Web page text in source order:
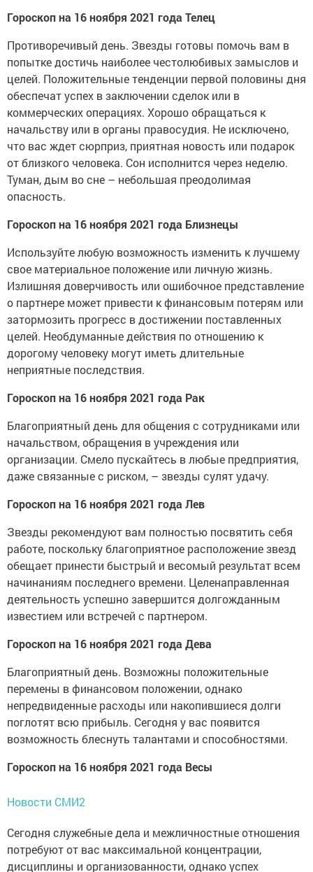
Гороскоп на 16 ноября 2021 года Телец
Противоречивый день. Звезды готовы помочь вам в
попытке достичь наиболее честолюбивых замыслов и
целей. Положительные тенденции первой половины дня
обеспечат успех в заключении сделок или в
коммерческих операциях. Хорошо обращаться к
начальству или в органы правосудия. Не исключено,
что вас ждет сюрприз, приятная новость или подарок
от близкого человека. Сон исполнится через неделю.
Туман, дым во сне – небольшая преодолимая
опасность.
Гороскоп на 16 ноября 2021 года Близнецы
Используйте любую возможность изменить к лучшему
свое материальное положение или личную жизнь.
Излишняя доверчивость или ошибочное представление
о партнере может привести к финансовым потерям или
затормозить прогресс в достижении поставленных
целей. Необдуманные действия по отношению к
дорогому человеку могут иметь длительные
неприятные последствия.
Гороскоп на 16 ноября 2021 года Рак
Благоприятный день для общения с сотрудниками или
начальством, обращения в учреждения или
организации. Смело пускайтесь в любые предприятия,
даже связанные с риском, – звезды сулят удачу.
Гороскоп на 16 ноября 2021 года Лев
Звезды рекомендуют вам полностью посвятить себя
работе, поскольку благоприятное расположение звезд
обещает принести быстрый и весомый результат всем
начинаниям последнего времени. Целенаправленная
деятельность успешно завершится долгожданным
известием или встречей с партнером.
Гороскоп на 16 ноября 2021 года Дева
Благоприятный день. Возможны положительные
перемены в финансовом положении, однако
непредвиденные расходы или накопившиеся долги
поглотят всю прибыль. Сегодня у вас появится
возможность блеснуть талантами и способностями.
Гороскоп на 16 ноября 2021 года Весы
Новости СМИ2
Сегодня служебные дела и межличностные отношения
потребуют от вас максимальной концентрации,
дисциплины и организованности, однако успех